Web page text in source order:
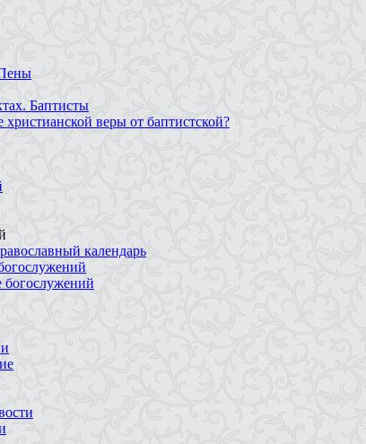
Баптисты
веры от баптистской?
календарь
богослужений